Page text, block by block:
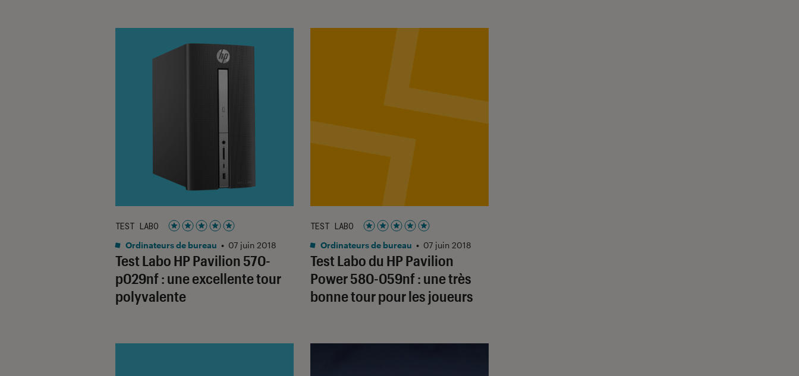
Test Labo HP Pavilion 570-
p029nf : une excellente tour
polyvalente
TEST LABO
Noté 5 étoiles sur 5
Ordinateurs de bureau • 07 juin 2018
Test Labo du HP Pavilion
Power 580-059nf : une très
bonne tour pour les joueurs
TEST LABO
Noté 5 étoiles sur 5
Ordinateurs de bureau • 07 juin 2018